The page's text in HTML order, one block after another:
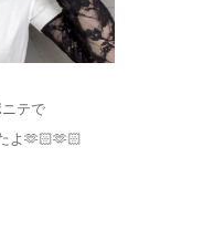
テで
よ🫶🏻🫶🏻